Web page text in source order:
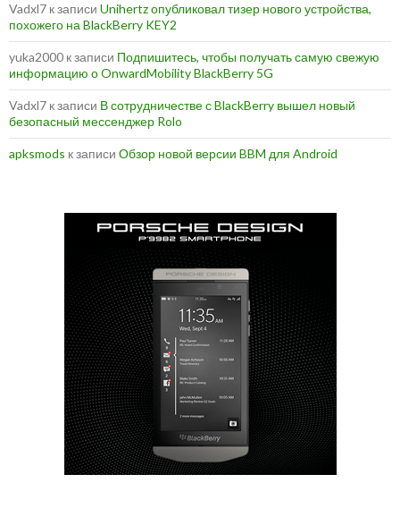
Vadxl7 к записи Unihertz опубликовал тизер нового устройства,
похожего на BlackBerry KEY2
yuka2000 к записи Подпишитесь, чтобы получать самую свежую
информацию о OnwardMobility BlackBerry 5G
Vadxl7 к записи В сотрудничестве с BlackBerry вышел новый
безопасный мессенджер Rolo
apksmods к записи Обзор новой версии BBM для Android